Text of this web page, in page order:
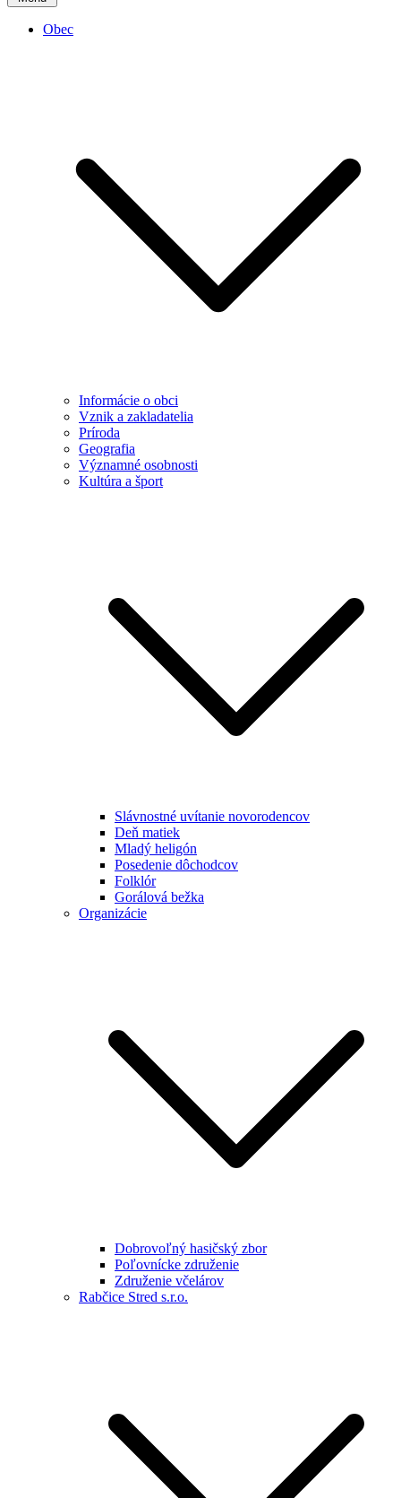
Obec
Informácie o obci
Vznik a zakladatelia
Príroda
Geografia
Významné osobnosti
Kultúra a šport
Slávnostné uvítanie novorodencov
Deň matiek
Mladý heligón
Posedenie dôchodcov
Folklór
Gorálová bežka
Organizácie
Dobrovoľný hasičský zbor
Poľovnícke združenie
Združenie včelárov
Rabčice Stred s.r.o.